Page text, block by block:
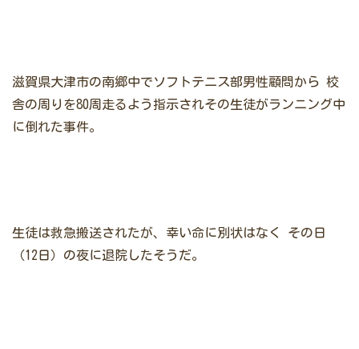
滋賀県大津市の南郷中でソフトテニス部男性顧問から 校
舎の周りを80周走るよう指示されその生徒がランニング中
に倒れた事件。
生徒は救急搬送されたが、幸い命に別状はなく
その日
（12日）の夜に退院したそうだ。